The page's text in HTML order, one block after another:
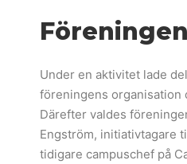
Under en aktivitet lade
föreningens organisation
Därefter valdes
Engström, initiativtagare
tidigare campuschef på